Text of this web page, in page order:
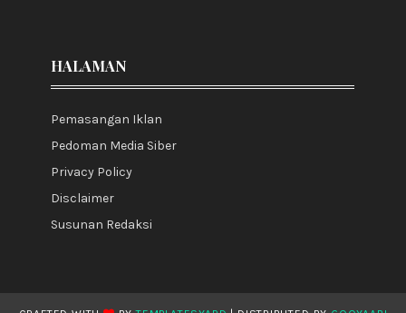
HALAMAN
Pemasangan Iklan
Pedoman Media Siber
Privacy Policy
Disclaimer
Susunan Redaksi